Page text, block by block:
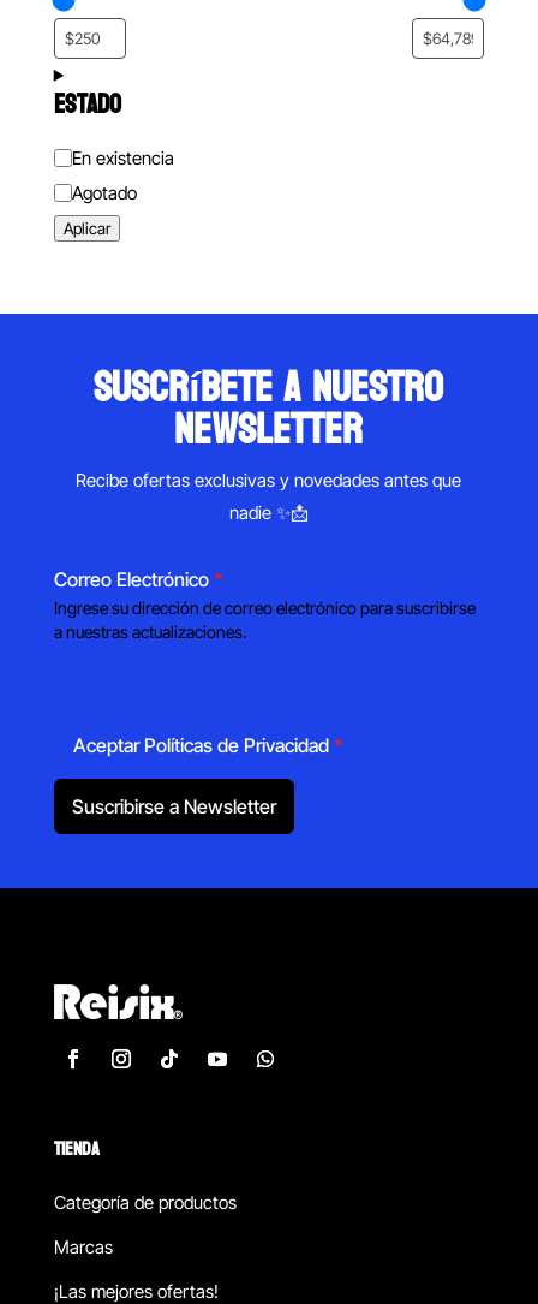
ESTADO
Estado
En existencia
Agotado
Aplicar
suscríbete a nuestro
newsletter
Recibe ofertas exclusivas y novedades antes que
nadie ✨📩
Correo Electrónico *
Ingrese su dirección de correo electrónico para suscribirse
a nuestras actualizaciones.
Aceptar Políticas de Privacidad *
Suscribirse a Newsletter
TIENDA
Categoría de productos
Marcas
¡Las mejores ofertas!